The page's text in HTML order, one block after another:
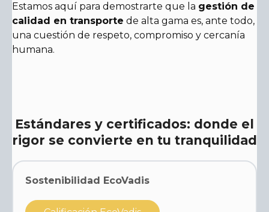
Estamos aquí para demostrarte que la gestión de
calidad en transporte de alta gama es, ante todo,
una cuestión de respeto, compromiso y cercanía
humana.
Estándares y certificados: donde el
rigor se convierte en tu tranquilidad
Sostenibilidad EcoVadis